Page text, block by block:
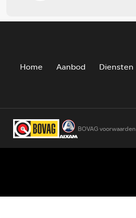
Home Aanbod Diensten
BOVAG voorwaarden